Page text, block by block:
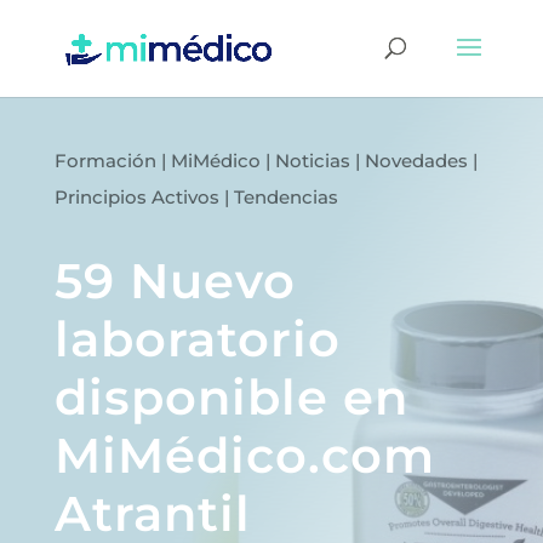
Formación | MiMédico | Noticias | Novedades |
Principios Activos | Tendencias
59 Nuevo
laboratorio
disponible en
MiMédico.com
Atrantil